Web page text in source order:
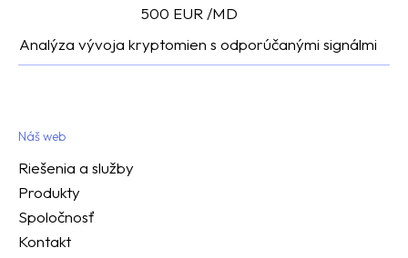
500 EUR /MD
Analýza vývoja kryptomien s odporúčanými signálmi
Náš web
Riešenia a služby
Produkty
Spoločnosť
Kontakt